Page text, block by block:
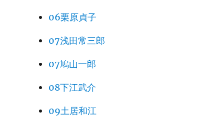
06栗原貞子
07浅田常三郎
07鳩山一郎
08下江武介
09土居和江